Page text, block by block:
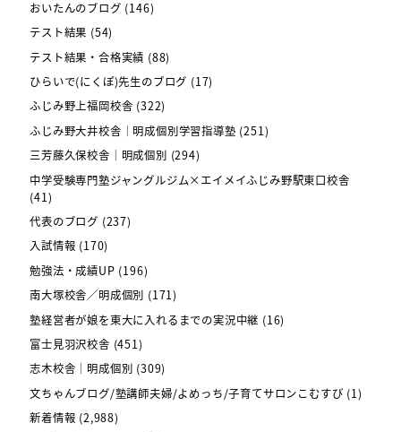
おいたんのブログ (146)
テスト結果 (54)
テスト結果・合格実績 (88)
ひらいで(にくぽ)先生のブログ (17)
ふじみ野上福岡校舎 (322)
ふじみ野大井校舎｜明成個別学習指導塾 (251)
三芳藤久保校舎｜明成個別 (294)
中学受験専門塾ジャングルジム×エイメイふじみ野駅東口校舎
(41)
代表のブログ (237)
入試情報 (170)
勉強法・成績UP (196)
南大塚校舎／明成個別 (171)
塾経営者が娘を東大に入れるまでの実況中継 (16)
富士見羽沢校舎 (451)
志木校舎｜明成個別 (309)
文ちゃんブログ/塾講師夫婦/よめっち/子育てサロンこむすび (1)
新着情報 (2,988)